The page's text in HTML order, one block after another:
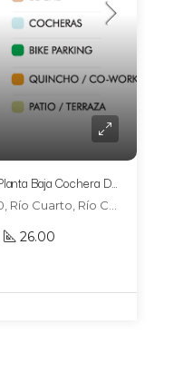
Bucare Libra, Estrada 540 Planta Baja Cochera DOBLE 14
26.00